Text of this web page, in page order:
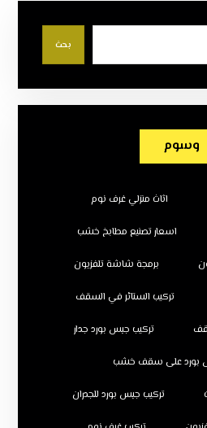
بحث
وسوم
اثاث منزلي غرف نوم
اسعار تصنيع مطابخ خشب
برمجة شاشة تلفزيون
تركيب الستائر في السقف
تركيب جبس بورد جدار
بورد على سقف خشب
تركيب جبس بورد للجدران